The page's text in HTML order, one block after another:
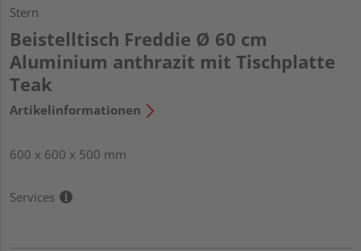
Stern
Beistelltisch Freddie Ø 60 cm
Aluminium anthrazit mit Tischplatte
Teak
Artikelinformationen
600 x 600 x 500 mm
Services